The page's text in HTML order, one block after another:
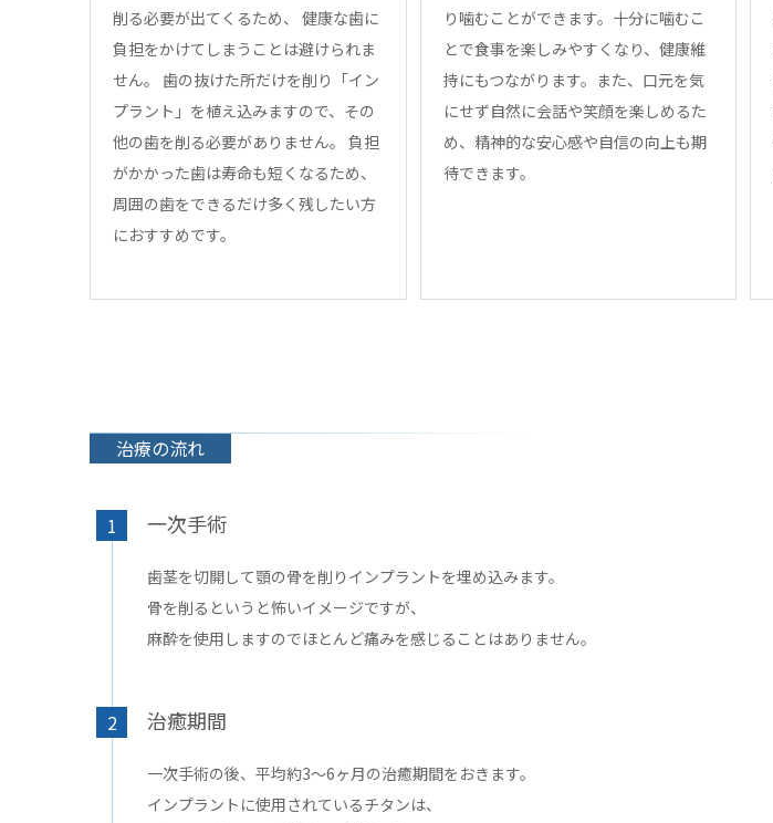
削る必要が出てくるため、 健康な歯に
負担をかけてしまうことは避けられま
せん。 歯の抜けた所だけを削り「イン
プラント」を植え込みますので、その
他の歯を削る必要がありません。 負担
がかかった歯は寿命も短くなるため、
周囲の歯をできるだけ多く残したい方
におすすめです。
り噛むことができます。十分に噛むこ
とで食事を楽しみやすくなり、健康維
持にもつながります。また、口元を気
にせず自然に会話や笑顔を楽しめるた
め、精神的な安心感や自信の向上も期
待できます。
治療の流れ
1 一次手術
歯茎を切開して顎の骨を削りインプラントを埋め込みます。
骨を削るというと怖いイメージですが、
麻酔を使用しますのでほとんど痛みを感じることはありません。
2 治癒期間
一次手術の後、平均約3～6ヶ月の治癒期間をおきます。
インプラントに使用されているチタンは、